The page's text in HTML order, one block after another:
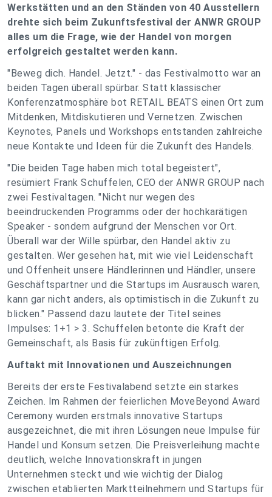
Werkstätten und an den Ständen von 40 Ausstellern
drehte sich beim Zukunftsfestival der ANWR GROUP
alles um die Frage, wie der Handel von morgen
erfolgreich gestaltet werden kann.
"Beweg dich. Handel. Jetzt." - das Festivalmotto war an
beiden Tagen überall spürbar. Statt klassischer
Konferenzatmosphäre bot RETAIL BEATS einen Ort zum
Mitdenken, Mitdiskutieren und Vernetzen. Zwischen
Keynotes, Panels und Workshops entstanden zahlreiche
neue Kontakte und Ideen für die Zukunft des Handels.
"Die beiden Tage haben mich total begeistert",
resümiert Frank Schuffelen, CEO der ANWR GROUP nach
zwei Festivaltagen. "Nicht nur wegen des
beeindruckenden Programms oder der hochkarätigen
Speaker - sondern aufgrund der Menschen vor Ort.
Überall war der Wille spürbar, den Handel aktiv zu
gestalten. Wer gesehen hat, mit wie viel Leidenschaft
und Offenheit unsere Händlerinnen und Händler, unsere
Geschäftspartner und die Startups im Ausrausch waren,
kann gar nicht anders, als optimistisch in die Zukunft zu
blicken." Passend dazu lautete der Titel seines
Impulses: 1+1 > 3. Schuffelen betonte die Kraft der
Gemeinschaft, als Basis für zukünftigen Erfolg.
Auftakt mit Innovationen und Auszeichnungen
Bereits der erste Festivalabend setzte ein starkes
Zeichen. Im Rahmen der feierlichen MoveBeyond Award
Ceremony wurden erstmals innovative Startups
ausgezeichnet, die mit ihren Lösungen neue Impulse für
Handel und Konsum setzen. Die Preisverleihung machte
deutlich, welche Innovationskraft in jungen
Unternehmen steckt und wie wichtig der Dialog
zwischen etablierten Marktteilnehmern und Startups für